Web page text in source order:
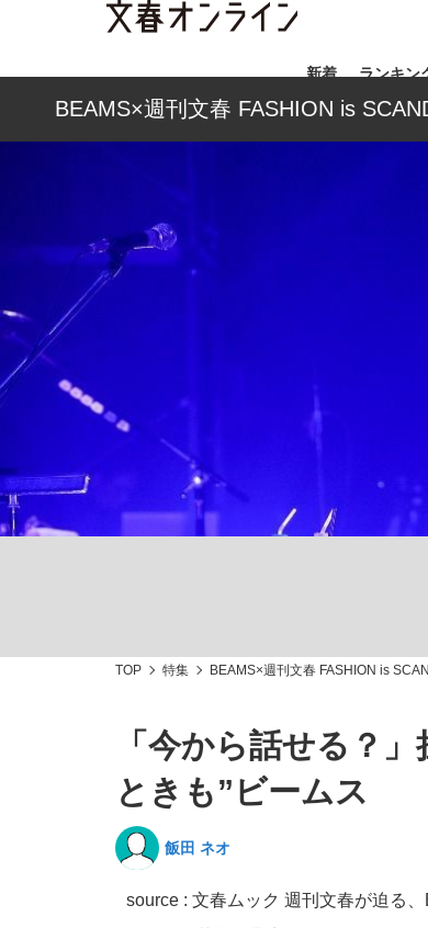
新着 ランキン
「90%は失敗する。でも…」本田
the Style
BEAMS×週刊文春 FASHION is
TOP 特集 BEAMS×週刊文春 FASHION is
「今から話せる？
ときも”ビームス
飯田 ネオ
source : 文春ムック 週刊文春が迫る、